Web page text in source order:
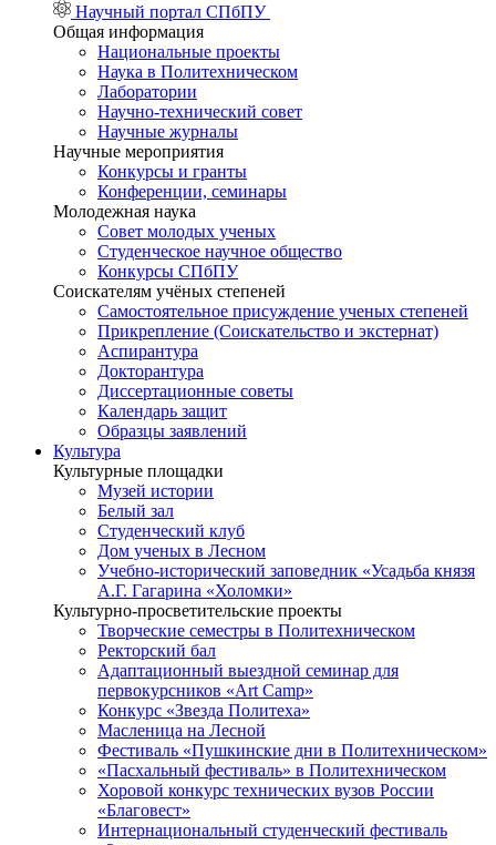
Научный портал СПбПУ
Общая информация
Национальные проекты
Наука в Политехническом
Лаборатории
Научно-технический совет
Научные журналы
Научные мероприятия
Конкурсы и гранты
Конференции, семинары
Молодежная наука
Совет молодых ученых
Студенческое научное общество
Конкурсы СПбПУ
Соискателям учёных степеней
Самостоятельное присуждение ученых степеней
Прикрепление (Соискательство и экстернат)
Аспирантура
Докторантура
Диссертационные советы
Календарь защит
Образцы заявлений
Культура
Культурные площадки
Музей истории
Белый зал
Студенческий клуб
Дом ученых в Лесном
Учебно-исторический заповедник «Усадьба князя
А.Г. Гагарина «Холомки»
Культурно-просветительские проекты
Творческие семестры в Политехническом
Ректорский бал
Адаптационный выездной семинар для
первокурсников «Art Camp»
Конкурс «Звезда Политеха»
Масленица на Лесной
Фестиваль «Пушкинские дни в Политехническом»
«Пасхальный фестиваль» в Политехническом
Хоровой конкурс технических вузов России
«Благовест»
Интернациональный студенческий фестиваль